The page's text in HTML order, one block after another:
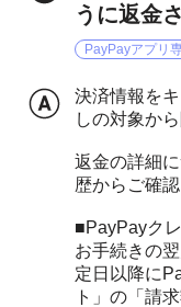
うに返金
PayPayアプリ
決済情報を
しの対象か
返金の詳細
歴からご確認
■PayPayク
お手続きの
定日以降に
ト」の「請